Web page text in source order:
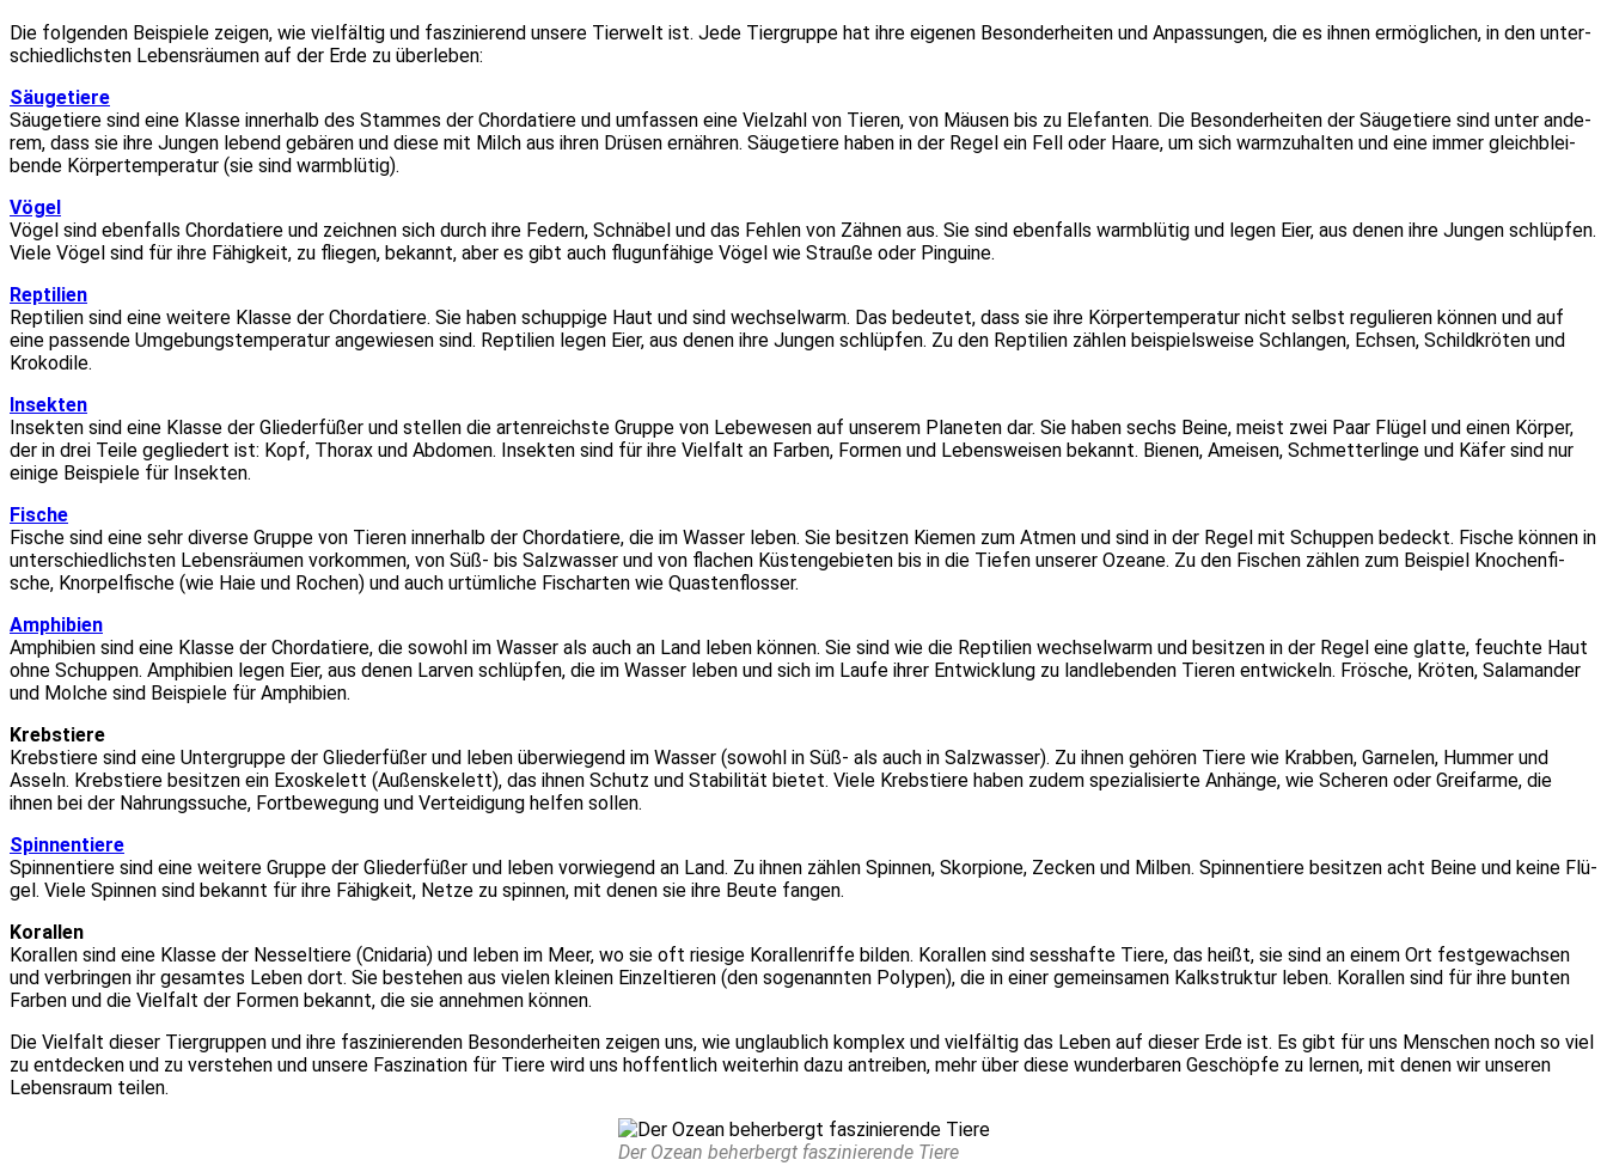
Die fol­gen­den Bei­spie­le zei­gen, wie viel­fäl­tig und fas­zi­nie­rend unse­re Tier­welt ist. Jede Tier­grup­pe hat ihre eige­nen Beson­der­hei­ten und Anpas­sun­gen, die es ihnen ermög­li­chen, in den unter­
schied­lichs­ten Lebens­räu­men auf der Erde zu über­le­ben:
Säu­ge­tie­re
Säu­ge­tie­re sind eine Klas­se inner­halb des Stam­mes der Chor­da­tie­re und umfas­sen eine Viel­zahl von Tie­ren, von Mäu­sen bis zu Ele­fan­ten. Die Beson­der­hei­ten der Säu­ge­tie­re sind unter ande­
rem, dass sie ihre Jun­gen lebend gebä­ren und die­se mit Milch aus ihren Drü­sen ernäh­ren. Säu­ge­tie­re haben in der Regel ein Fell oder Haa­re, um sich warm­zu­hal­ten und eine immer gleich­blei­
ben­de Kör­per­tem­pe­ra­tur (sie sind warm­blü­tig).
Vögel
Vögel sind eben­falls Chor­da­tie­re und zeich­nen sich durch ihre Federn, Schnä­bel und das Feh­len von Zäh­nen aus. Sie sind eben­falls warm­blü­tig und legen Eier, aus denen ihre Jun­gen schlüp­fen.
Vie­le Vögel sind für ihre Fähig­keit, zu flie­gen, bekannt, aber es gibt auch flug­un­fä­hi­ge Vögel wie Strau­ße oder Pin­gui­ne.
Rep­ti­li­en
Rep­ti­li­en sind eine wei­te­re Klas­se der Chor­da­tie­re. Sie haben schup­pi­ge Haut und sind wech­sel­warm. Das bedeu­tet, dass sie ihre Kör­per­tem­pe­ra­tur nicht selbst regu­lie­ren kön­nen und auf
eine pas­sen­de Umge­bungs­tem­pe­ra­tur ange­wie­sen sind. Rep­ti­li­en legen Eier, aus denen ihre Jun­gen schlüp­fen. Zu den Rep­ti­li­en zäh­len bei­spiels­wei­se Schlan­gen, Ech­sen, Schild­krö­ten und
Kro­ko­di­le.
Insek­ten
Insek­ten sind eine Klas­se der Glie­der­fü­ßer und stel­len die arten­reichs­te Grup­pe von Lebe­we­sen auf unse­rem Pla­ne­ten dar. Sie haben sechs Bei­ne, meist zwei Paar Flü­gel und einen Kör­per,
der in drei Tei­le geglie­dert ist: Kopf, Tho­rax und Abdo­men. Insek­ten sind für ihre Viel­falt an Far­ben, For­men und Lebens­wei­sen bekannt. Bie­nen, Amei­sen, Schmet­ter­lin­ge und Käfer sind nur
eini­ge Bei­spie­le für Insek­ten.
Fische
Fische sind eine sehr diver­se Grup­pe von Tie­ren inner­halb der Chor­da­tie­re, die im Was­ser leben. Sie besit­zen Kie­men zum Atmen und sind in der Regel mit Schup­pen bedeckt. Fische kön­nen in
unter­schied­lichs­ten Lebens­räu­men vor­kom­men, von Süß- bis Salz­was­ser und von fla­chen Küs­ten­ge­bie­ten bis in die Tie­fen unse­rer Ozea­ne. Zu den Fischen zäh­len zum Bei­spiel Kno­chen­fi­
sche, Knor­pel­fi­sche (wie Haie und Rochen) und auch urtüm­li­che Fisch­ar­ten wie Quas­ten­flos­ser.
Amphi­bi­en
Amphi­bi­en sind eine Klas­se der Chor­da­tie­re, die sowohl im Was­ser als auch an Land leben kön­nen. Sie sind wie die Rep­ti­li­en wech­sel­warm und besit­zen in der Regel eine glat­te, feuch­te Haut
ohne Schup­pen. Amphi­bi­en legen Eier, aus denen Lar­ven schlüp­fen, die im Was­ser leben und sich im Lau­fe ihrer Ent­wick­lung zu land­le­ben­den Tie­ren ent­wi­ckeln. Frö­sche, Krö­ten, Sala­man­der
und Mol­che sind Bei­spie­le für Amphi­bi­en.
Krebs­tie­re
Krebs­tie­re sind eine Unter­grup­pe der Glie­der­fü­ßer und leben über­wie­gend im Was­ser (sowohl in Süß- als auch in Salz­was­ser). Zu ihnen gehö­ren Tie­re wie Krab­ben, Gar­ne­len, Hum­mer und
Asseln. Krebs­tie­re besit­zen ein Exo­ske­lett (Außen­ske­lett), das ihnen Schutz und Sta­bi­li­tät bie­tet. Vie­le Krebs­tie­re haben zudem spe­zia­li­sier­te Anhän­ge, wie Sche­ren oder Greif­ar­me, die
ihnen bei der Nah­rungs­su­che, Fort­be­we­gung und Ver­tei­di­gung hel­fen sol­len.
Spin­nen­tie­re
Spin­nen­tie­re sind eine wei­te­re Grup­pe der Glie­der­fü­ßer und leben vor­wie­gend an Land. Zu ihnen zäh­len Spin­nen, Skor­pio­ne, Zecken und Mil­ben. Spin­nen­tie­re besit­zen acht Bei­ne und kei­ne Flü­
gel. Vie­le Spin­nen sind bekannt für ihre Fähig­keit, Net­ze zu spin­nen, mit denen sie ihre Beu­te fan­gen.
Koral­len
Koral­len sind eine Klas­se der Nes­sel­tie­re (Cni­da­ria) und leben im Meer, wo sie oft rie­si­ge Koral­len­rif­fe bil­den. Koral­len sind sess­haf­te Tie­re, das heißt, sie sind an einem Ort fest­ge­wach­sen
und ver­brin­gen ihr gesam­tes Leben dort. Sie bestehen aus vie­len klei­nen Ein­zel­tie­ren (den soge­nann­ten Poly­pen), die in einer gemein­sa­men Kalk­struk­tur leben. Koral­len sind für ihre bun­ten
Far­ben und die Viel­falt der For­men bekannt, die sie anneh­men kön­nen.
Die Viel­falt die­ser Tier­grup­pen und ihre fas­zi­nie­ren­den Beson­der­hei­ten zei­gen uns, wie unglaub­lich kom­plex und viel­fäl­tig das Leben auf die­ser Erde ist. Es gibt für uns Men­schen noch so viel
zu ent­de­cken und zu ver­ste­hen und unse­re Fas­zi­na­ti­on für Tie­re wird uns hof­fent­lich wei­ter­hin dazu antrei­ben, mehr über die­se wun­der­ba­ren Geschöp­fe zu ler­nen, mit denen wir unse­ren
Lebens­raum tei­len.
Der Oze­an beher­bergt fas­zi­nie­ren­de Tie­re